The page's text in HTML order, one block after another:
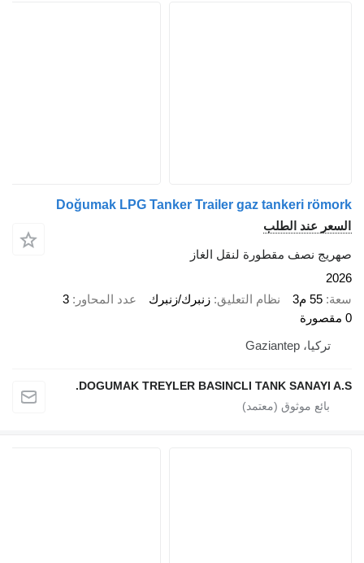
Doğumak LPG Tanker Trailer gaz tankeri
عند الطلب
نصف مقطورة لنقل الغاز
55 م3 نظام التعليق زنبرك/زنبرك عدد المحاور 3
DOGUMAK TREYLER BASINCLI TANK